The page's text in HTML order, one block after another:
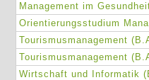
Management im
Orientierungsstudium
Tourismusmanagement
Tourismusmanagement
Wirtschaft und Informatik